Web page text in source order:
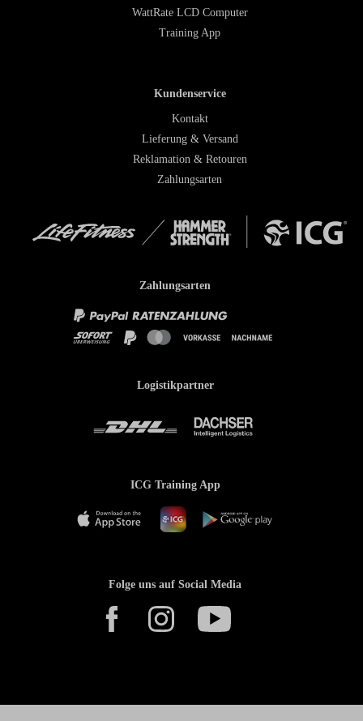
WattRate LCD Computer
Training App
Kundenservice
Kontakt
Lieferung & Versand
Reklamation & Retouren
Zahlungsarten
Zahlungsarten
Logistikpartner
ICG Training App
Folge uns auf Social Media